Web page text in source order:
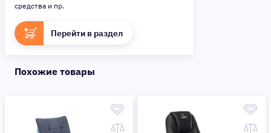
средства и пр.
Перейти в раздел
Похожие товары